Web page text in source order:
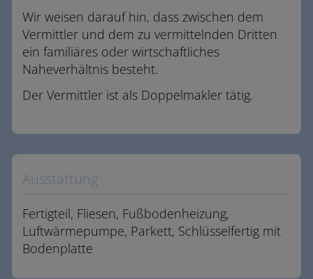
Wir weisen darauf hin, dass zwischen dem
Vermittler und dem zu vermittelnden Dritten
ein familiäres oder wirtschaftliches
Naheverhältnis besteht.
Der Vermittler ist als Doppelmakler tätig.
Ausstattung
Fertigteil Fliesen Fußbodenheizung
Luftwärmepumpe Parkett Schlüsselfertig mit
Bodenplatte